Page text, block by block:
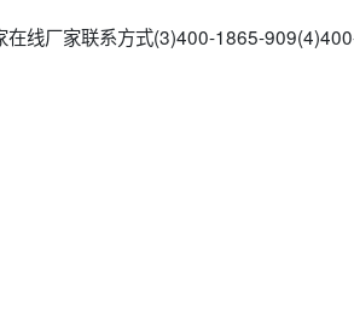
在线厂家联系方式(3)400-1865-